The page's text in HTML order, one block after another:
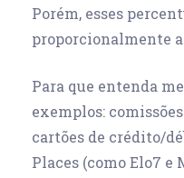
Porém, esses
proporcionalmente
Para que entenda
exemplos:
cartões de crédito/
Places (como Elo7 e